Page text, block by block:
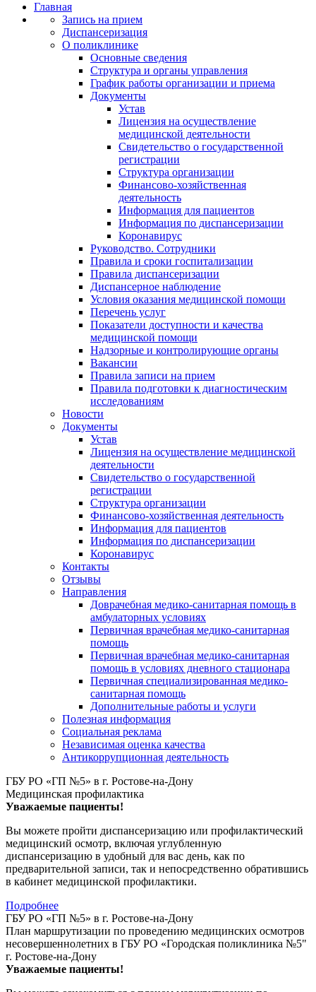
Главная
Запись на прием
Диспансеризация
О поликлинике
Основные сведения
Структура и органы управления
График работы организации и приема
Документы
Устав
Лицензия на осуществление
медицинской деятельности
Свидетельство о государственной
регистрации
Структура организации
Финансово-хозяйственная
деятельность
Информация для пациентов
Информация по диспансеризации
Коронавирус
Руководство. Сотрудники
Правила и сроки госпитализации
Правила диспансеризации
Диспансерное наблюдение
Условия оказания медицинской помощи
Перечень услуг
Показатели доступности и качества
медицинской помощи
Надзорные и контролирующие органы
Вакансии
Правила записи на прием
Правила подготовки к диагностическим
исследованиям
Новости
Документы
Устав
Лицензия на осуществление медицинской
деятельности
Свидетельство о государственной
регистрации
Структура организации
Финансово-хозяйственная деятельность
Информация для пациентов
Информация по диспансеризации
Коронавирус
Контакты
Отзывы
Направления
Доврачебная медико-санитарная помощь в
амбулаторных условиях
Первичная врачебная медико-санитарная
помощь
Первичная врачебная медико-санитарная
помощь в условиях дневного стационара
Первичная специализированная медико-
санитарная помощь
Дополнительные работы и услуги
Полезная информация
Социальная реклама
Независимая оценка качества
Антикоррупционная деятельность
ГБУ РО «ГП №5» в г. Ростове-на-Дону
Медицинская профилактика
Уважаемые пациенты!
Вы можете пройти диспансеризацию или профилактический
медицинский осмотр, включая углубленную
диспансеризацию в удобный для вас день, как по
предварительной записи, так и непосредственно обратившись
в кабинет медицинской профилактики.
Подробнее
ГБУ РО «ГП №5» в г. Ростове-на-Дону
План маршрутизации по проведению медицинских осмотров
несовершеннолетних в ГБУ РО «Городская поликлиника №5"
г. Ростове-на-Дону
Уважаемые пациенты!